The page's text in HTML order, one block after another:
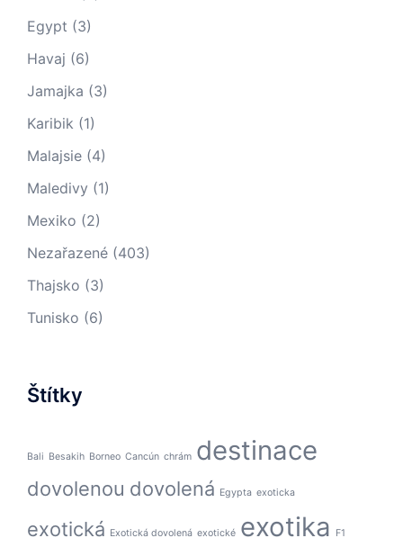
Egypt (3)
Havaj (6)
Jamajka (3)
Karibik (1)
Malajsie (4)
Maledivy (1)
Mexiko (2)
Nezařazené (403)
Thajsko (3)
Tunisko (6)
Štítky
Bali Besakih Borneo Cancún chrám destinace
dovolenou dovolená Egypta exoticka
exotická Exotická dovolená exotické exotika F1